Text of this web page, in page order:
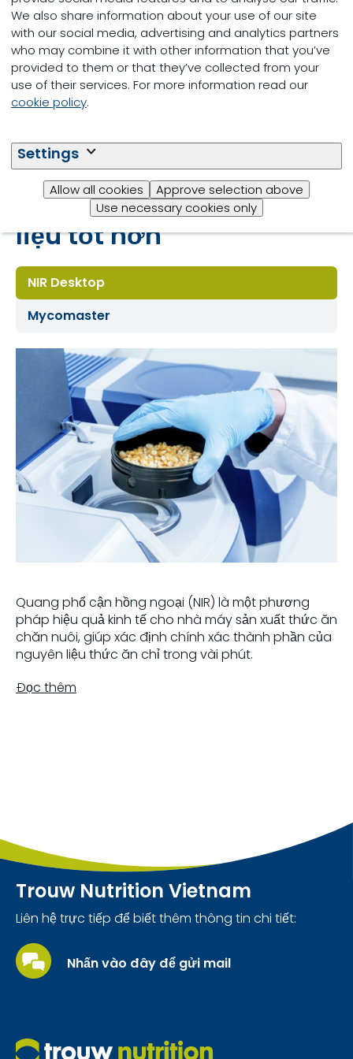
We also share information about your use of our site
with our social media, advertising and analytics partners
who may combine it with other information that you’ve
provided to them or that they’ve collected from your
use of their services. For more information read our
cookie policy.
Settings
Allow all cookies
Approve selection above
Use necessary cookies only
Thiết kế công thức thức ăn tốt hơn
Phù hợp cho nhiều quy mô công ty
Tìm hiểu thêm những
dịch vụ NutriOpt khác,
giúp đánh giá nguyên
liệu tốt hơn
NIR Desktop
Mycomaster
Quang phổ cận hồng ngoại (NIR) là một phương
pháp hiệu quả kinh tế cho nhà máy sản xuất thức ăn
chăn nuôi, giúp xác định chính xác thành phần của
nguyên liệu thức ăn chỉ trong vài phút.
Đọc thêm
Trouw Nutrition Vietnam
Liên hệ trực tiếp để biết thêm thông tin chi tiết:
Nhấn vào đây để gửi mail